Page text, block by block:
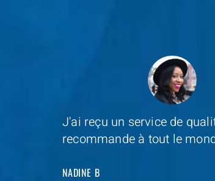
Depannage Servicess'est
remplacement de ma